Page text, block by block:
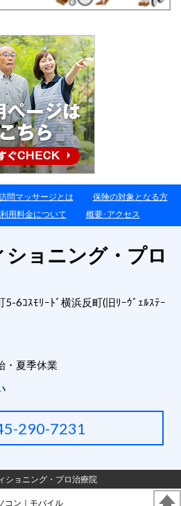
問マッサージとは
保険の対象となる方
用料金について 概要･アクセス
ショニング・プロ
6ｺｽﾓﾘｰﾄﾞ横浜反町(旧ﾘｰｳﾞｪﾙｽﾃｰ
・夏季休業
290-7231
ョニング・プロ治療院
コン ｜モバイル